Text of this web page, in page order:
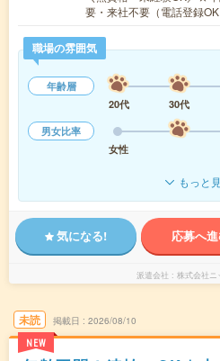
要・来社不要（電話登録
職場の雰囲気
年齢層
20代
30代
男女比率
女性
もっと
気になる! 応募へ
派遣会社 株式会社ニ
未読
NEW
掲載日 2026/08/10